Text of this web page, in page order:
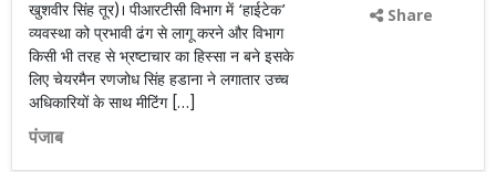
खुशवीर सिंह तूर)। पीआरटीसी विभाग में ‘हाईटेक’
व्यवस्था को प्रभावी ढंग से लागू करने और विभाग
किसी भी तरह से भ्रष्टाचार का हिस्सा न बने इसके
लिए चेयरमैन रणजोध सिंह हडाना ने लगातार उच्च
अधिकारियों के साथ मीटिंग […]
पंजाब
Share